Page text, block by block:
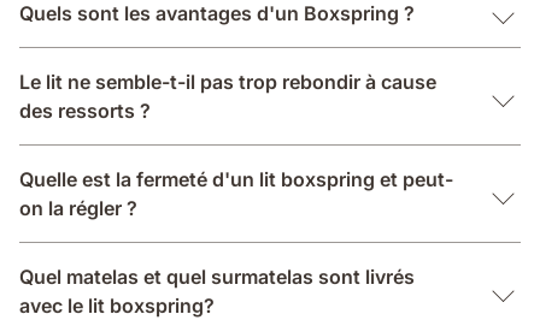
Quels sont les avantages d'un Boxspring ?
Le lit ne semble-t-il pas trop rebondir à cause
des ressorts ?
Quelle est la fermeté d'un lit boxspring et peut-
on la régler ?
Quel matelas et quel surmatelas sont livrés
avec le lit boxspring?